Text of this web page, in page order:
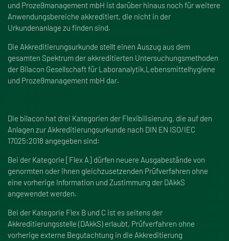
und Prozeßmanagement mbH ist darüber hinaus noch für weitere
Anwendungsbereiche akkreditiert, die nicht in der
Urkundenanlage zu finden sind.
Die Akkreditierungsurkunde stellt einen Auszug aus dem
gesamten Spektrum der akkreditierten Untersuchungsmethoden
der Bilacon Gesellschaft für Laboranalytik,Lebensmittelhygiene
und Prozeßmanagement mbH dar.
Die bilacon hat drei Kategorien der Flexibilisierung, die auf den
Anlagen zur Akkreditierungsurkunde nach DIN EN ISO/IEC
17025:2018 angegeben sind:
Bei der Kategorie [Flex A] dürfen neuere Ausgabestände von
genormten oder ihnen gleichzusetzenden Prüfverfahren ohne
eine vorherige Information und Zustimmung der DAkkS
angewendet werden.
Bei der Kategorie Flex B und C ist es seitens der
Akkreditierungsstelle (DAkkS) erlaubt, Prüfverfahren ohne
vorherige externe Begutachtung in die Akkreditierung